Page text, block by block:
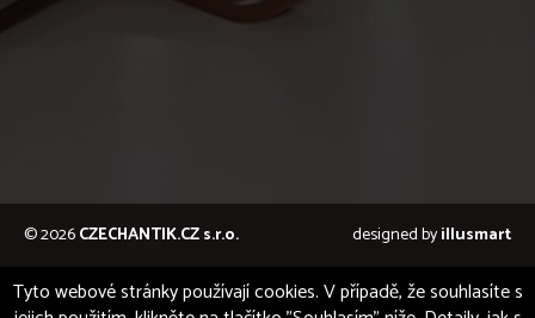
© 2026CZECHANTIK.CZ s.r.o. designed byillusmart
Tyto webové stránky používají cookies. V případě, že souhlasíte s